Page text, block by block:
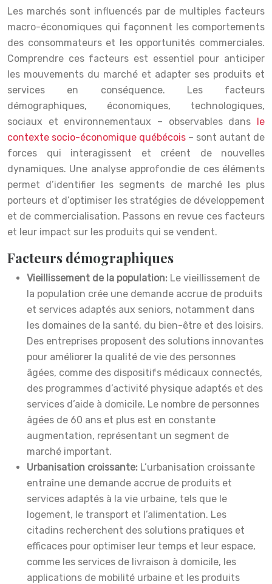
Les marchés sont influencés par de multiples facteurs
macro-économiques qui façonnent les comportements
des consommateurs et les opportunités commerciales.
Comprendre ces facteurs est essentiel pour anticiper
les mouvements du marché et adapter ses produits et
services en conséquence. Les facteurs
démographiques, économiques, technologiques,
sociaux et environnementaux – observables dans le
contexte socio-économique québécois – sont autant de
forces qui interagissent et créent de nouvelles
dynamiques. Une analyse approfondie de ces éléments
permet d’identifier les segments de marché les plus
porteurs et d’optimiser les stratégies de développement
et de commercialisation. Passons en revue ces facteurs
et leur impact sur les produits qui se vendent.
Facteurs démographiques
Vieillissement de la population: Le vieillissement de
la population crée une demande accrue de produits
et services adaptés aux seniors, notamment dans
les domaines de la santé, du bien-être et des loisirs.
Des entreprises proposent des solutions innovantes
pour améliorer la qualité de vie des personnes
âgées, comme des dispositifs médicaux connectés,
des programmes d’activité physique adaptés et des
services d’aide à domicile. Le nombre de personnes
âgées de 60 ans et plus est en constante
augmentation, représentant un segment de
marché important.
Urbanisation croissante: L’urbanisation croissante
entraîne une demande accrue de produits et
services adaptés à la vie urbaine, tels que le
logement, le transport et l’alimentation. Les
citadins recherchent des solutions pratiques et
efficaces pour optimiser leur temps et leur espace,
comme les services de livraison à domicile, les
applications de mobilité urbaine et les produits